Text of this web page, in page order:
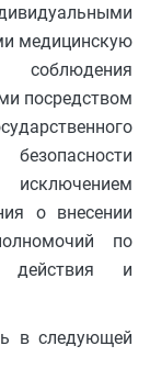
медицинскую
соблюдения
посредством
о внесении
по
действия и
в следующей